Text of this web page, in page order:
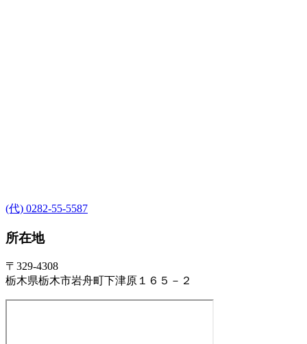
(代) 0282-55-5587
所在地
〒329-4308
栃木県栃木市岩舟町下津原１６５－２